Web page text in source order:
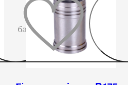
бажаного